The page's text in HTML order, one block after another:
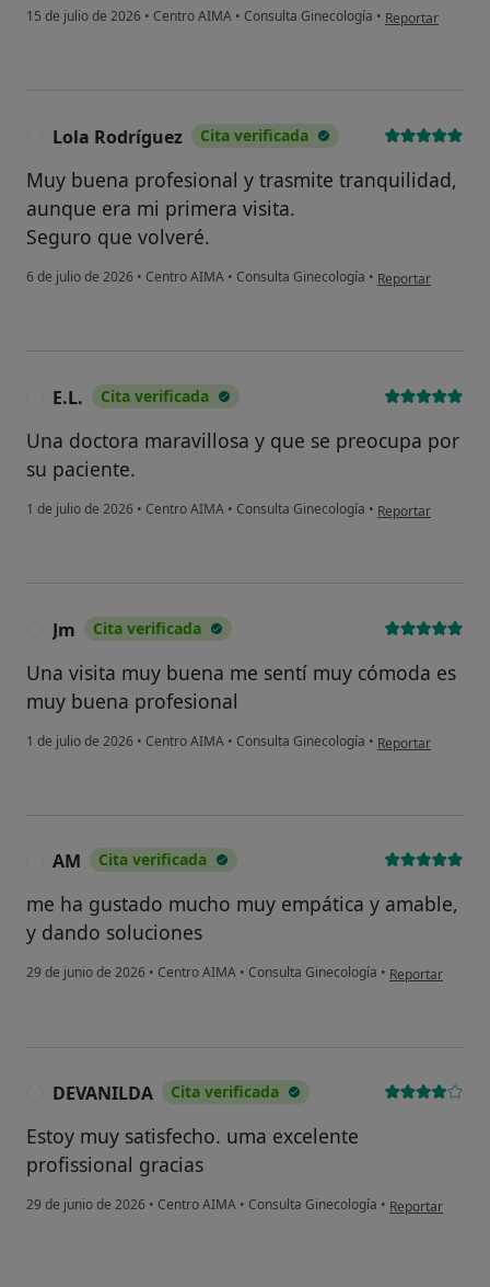
15 de julio de 2026 • Centro AIMA • Consulta Ginecología • en opinión del
Reportar
Lola Rodríguez Cita verificada
Muy buena profesional y trasmite tranquilidad,
aunque era mi primera visita.
Seguro que volveré.
6 de julio de 2026 • Centro AIMA • Consulta Ginecología • en opinión del
Reportar
E.L. Cita verificada
Una doctora maravillosa y que se preocupa por
su paciente.
1 de julio de 2026 • Centro AIMA • Consulta Ginecología • en opinión del
Reportar
Jm Cita verificada
Una visita muy buena me sentí muy cómoda es
muy buena profesional
1 de julio de 2026 • Centro AIMA • Consulta Ginecología • en opinión del
Reportar
AM Cita verificada
me ha gustado mucho muy empática y amable,
y dando soluciones
29 de junio de 2026 • Centro AIMA • Consulta Ginecología • en opinión del
Reportar
DEVANILDA Cita verificada
Estoy muy satisfecho. uma excelente
profissional gracias
29 de junio de 2026 • Centro AIMA • Consulta Ginecología • en opinión del
Reportar